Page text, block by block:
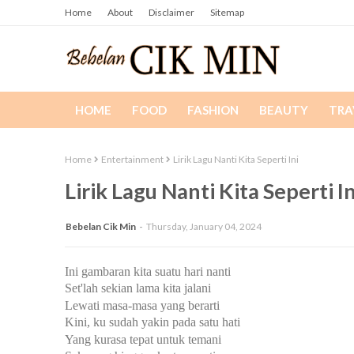
Home About Disclaimer Sitemap
HOME FOOD FASHION BEAUTY
Home Entertainment Lirik Lagu Nanti Kita Seperti Ini
Lirik Lagu Nanti Kita Seperti
Bebelan Cik Min Thursday, January 04, 2024
Ini gambaran kita suatu hari nanti
Set'lah sekian lama kita jalani
Lewati masa-masa yang berarti
Kini, ku sudah yakin pada satu hati
Yang kurasa tepat untuk temani